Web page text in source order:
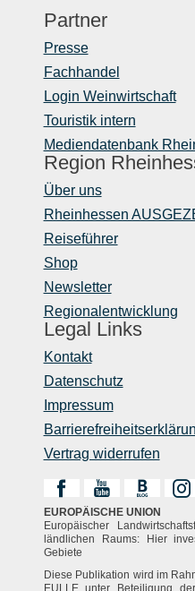
Partner
Presse
Fachhandel
Login Weinwirtschaft
Touristik intern
Mediendatenbank
Region
Über uns
Rheinhessen
Reiseführer
Shop
Newsletter
Regionalentwicklung
Legal Links
Kontakt
Datenschutz
Impressum
Vertrag widerrufen
EUROPÄISCHE UNION
Europäischer
ländlichen Raums: Hier
Gebiete
Diese Publikation wird im
EULLE unter Beteiligung